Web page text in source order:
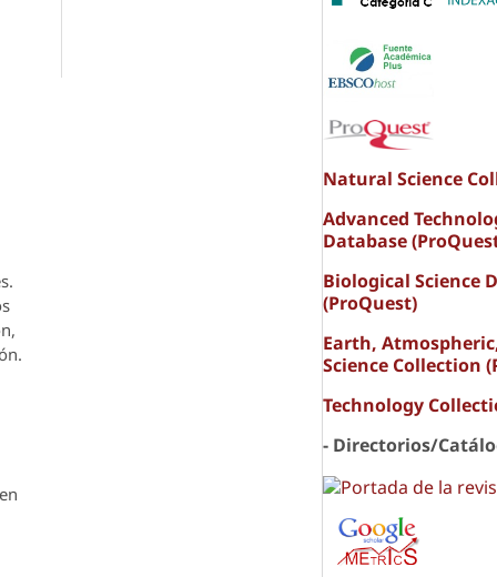
Natural Science
Advanced
Database
Biological Science
(ProQuest)
Earth,
Science Collection
Technology
- Directorios/